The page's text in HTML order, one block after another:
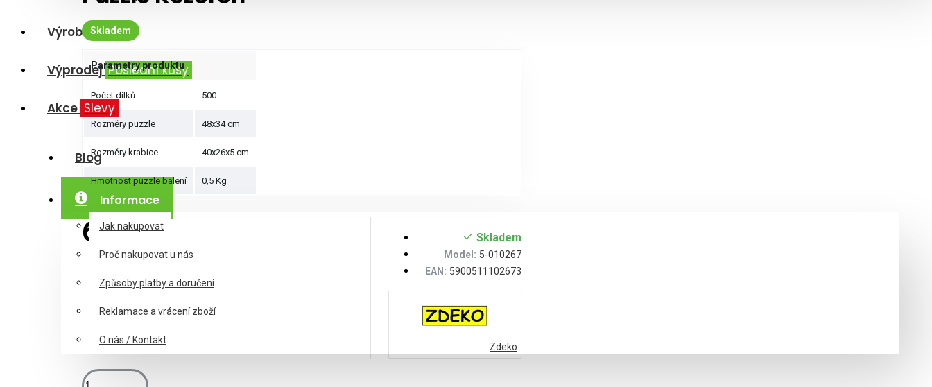
Výrobci
Výprodej Poslední kusy
Akce Slevy
Blog
Informace
Jak nakupovat
Proč nakupovat u nás
Způsoby platby a doručení
Reklamace a vrácení zboží
O nás / Kontakt
Skladem
Parametry produktu
Počet dílků 500
Rozměry puzzle 48x34 cm
Rozměry krabice 40x26x5 cm
Hmotnost puzzle balení 0,5 Kg
6,50€ Skladem
Model: 5-010267
EAN: 5900511102673
Zdeko